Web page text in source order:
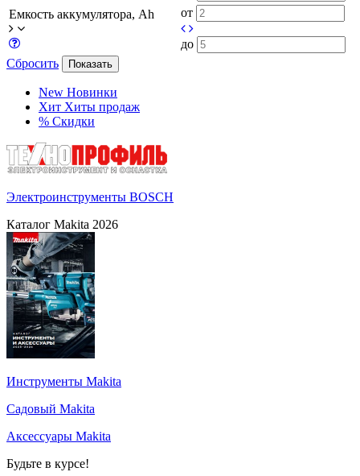
Емкость аккумулятора, Ah
от
до
Сбросить
Показать
New Новинки
Хит Хиты продаж
% Скидки
Электроинструменты BOSCH
Каталог Makita 2026
Инструменты Makita
Садовый Makita
Аксессуары Makita
Будьте в курсе!